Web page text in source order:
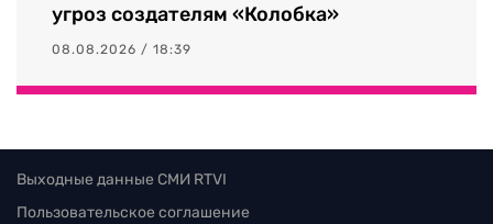
угроз создателям «Колобка»
08.08.2026 / 18:39
Выходные данные СМИ RTVI
Пользовательское соглашение